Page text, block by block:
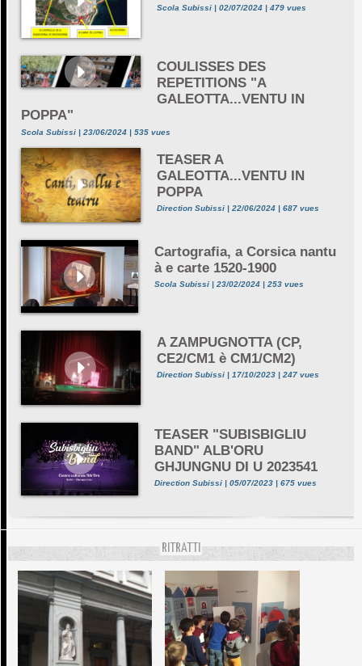
Scola Subissi | 02/07/2024 | 479 vues
COULISSES DES
REPETITIONS "A
GALEOTTA...VENTU IN
POPPA"
Scola Subissi | 23/06/2024 | 535 vues
TEASER A
GALEOTTA...VENTU IN
POPPA
Direction Subissi | 22/06/2024 | 687 vues
Cartografia, a Corsica nantu
à e carte 1520-1900
Scola Subissi | 23/02/2024 | 253 vues
A ZAMPUGNOTTA (CP,
CE2/CM1 è CM1/CM2)
Direction Subissi | 17/10/2023 | 247 vues
TEASER "SUBISBIGLIU
BAND" ALB'ORU
GHJUNGNU DI U 2023541
Direction Subissi | 05/07/2023 | 675 vues
RITRATTI